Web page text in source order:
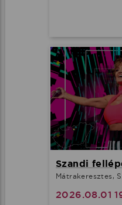
Szandi
Mátrakeresztes,
2026.08.01